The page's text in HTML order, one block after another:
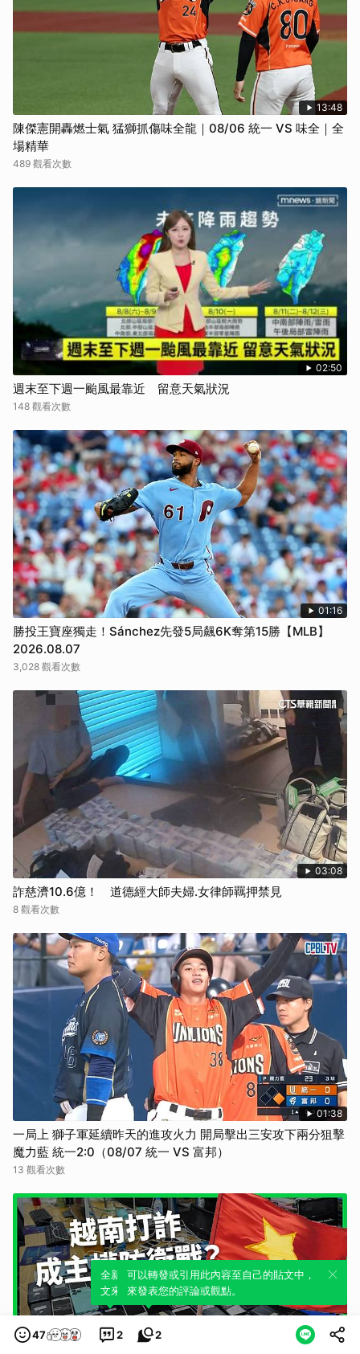
13:48
陳傑憲開轟燃士氣 猛獅抓傷味全龍｜08/06 統一 VS 味全｜全
場精華
489 觀看次數
02:50
週末至下週一颱風最靠近 留意天氣狀況
148 觀看次數
01:16
勝投王寶座獨走！Sánchez先發5局飆6K奪第15勝【MLB】
2026.08.07
3,028 觀看次數
03:08
詐慈濟10.6億！ 道德經大師夫婦.女律師羈押禁見
8 觀看次數
01:38
一局上 獅子軍延續昨天的進攻火力 開局擊出三安攻下兩分狙擊
魔力藍 統一2:0（08/07 統一 VS 富邦）
13 觀看次數
47 2
全新體驗！一鍵引用此內容，透過發布貼
文來輕鬆表達個人立場。
2
可以轉發或引用此內容至自己的貼文中，
來發表您的評論或觀點。